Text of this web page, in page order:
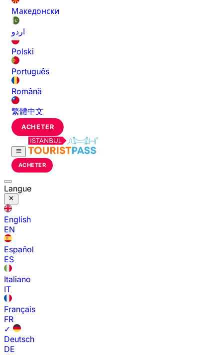
Македонски
اردو
Polski
Português
Română
繁體中文
ACHETER
ACHETER
Langue
English
EN
Español
ES
Italiano
IT
Français
FR
✓
Deutsch
DE